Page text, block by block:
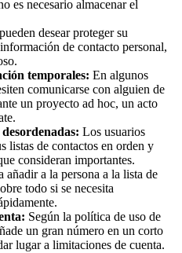
es necesario almacenar el
desear proteger su
de contacto personal,
temporales: En algunos
comunicarse con alguien de
un proyecto ad hoc, un acto
Los usuarios
listas de contactos en orden y
consideran importantes.
añadir a la persona a la lista de
todo si se necesita
Según la política de uso de
un gran número en un corto
lugar a limitaciones de cuenta.